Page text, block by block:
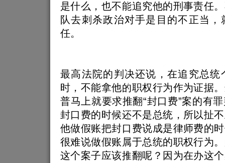
是什么，也不能追究他的刑事责任
队去刺杀政治对手是目的不正当，
任。
最高法院的判决还说，在追究总统
时，不能拿他的职权行为作为证据
普马上就要求推翻“封口费”案的有
封口费的时候还不是总统，所以扯
他做假账把封口费说成是律师费的
很难说做假账属于总统的职权行为
这个案子应该推翻呢？因为在办这